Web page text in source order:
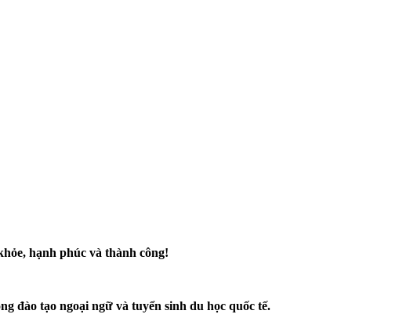
hạnh phúc và thành công!
đào tạo ngoại ngữ và tuyển sinh du học quốc tế.